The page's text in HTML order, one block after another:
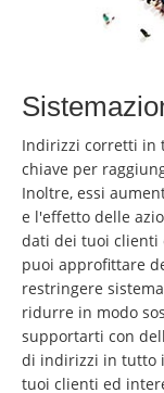
Indirizzi corretti in
chiave per
Inoltre, essi
e l'effetto delle
dati dei tuoi clienti
puoi approfittare
restringere
ridurre in modo
supportarti con
di indirizzi in tutto
tuoi clienti ed